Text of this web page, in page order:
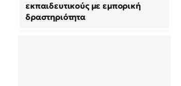
εκπαιδευτικούς με εμπορική
δραστηριότητα